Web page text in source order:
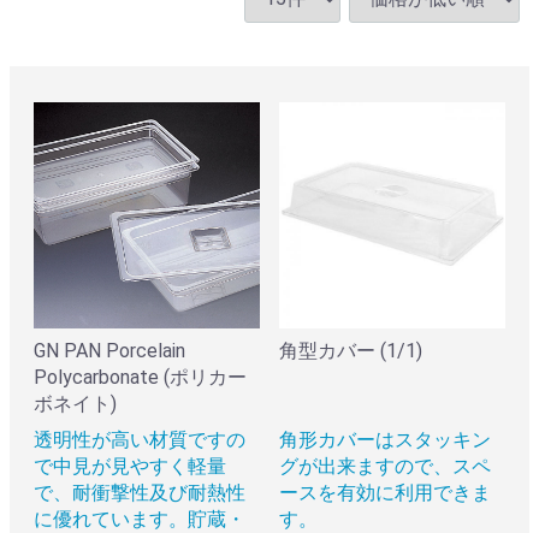
GN PAN Porcelain
Polycarbonate (ポリカー
ボネイト)
透明性が高い材質ですの
で中見が見やすく軽量
で、耐衝撃性及び耐熱性
に優れています。貯蔵・
角型カバー (1/1)
角形カバーはスタッキン
グが出来ますので、スペ
ースを有効に利用できま
す。